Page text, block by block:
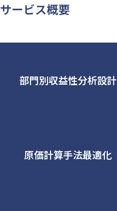
サービス概要
部門別収益性分析設計
原価計算手法最適化